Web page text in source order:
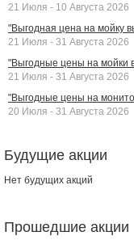
21 Июля - 10 Августа 2026
"Выгодная цена на мойку
21 Июля - 31 Августа 2026
"Выгодные цены на мойки
21 Июля - 31 Августа 2026
"Выгодные цены на
20 Июля - 31 Августа 2026
Будущие акции
Нет будущих акций
Прошедшие акции